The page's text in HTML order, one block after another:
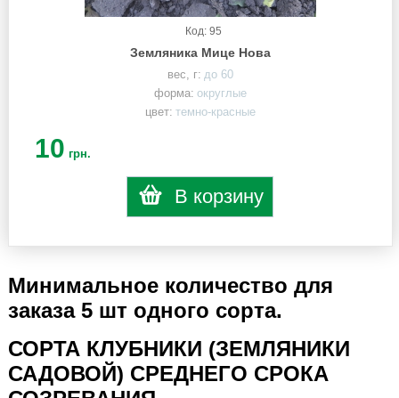
Код: 95
Земляника Мице Нова
вес, г: до 60
форма: округлые
цвет: темно-красные
10 грн.
В корзину
Минимальное количество для
заказа 5 шт одного сорта.
СОРТА КЛУБНИКИ (ЗЕМЛЯНИКИ
САДОВОЙ) СРЕДНЕГО СРОКА